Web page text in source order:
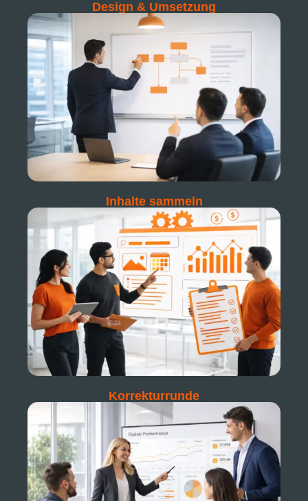
Design & Umsetzung
Inhalte sammeln
Korrekturrunde